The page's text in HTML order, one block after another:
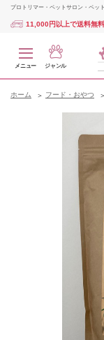
プロトリマー・ペットサロン・ペッ
11,000円以上で送料無料
メニュー ジャンル
ホーム フード・おやつ